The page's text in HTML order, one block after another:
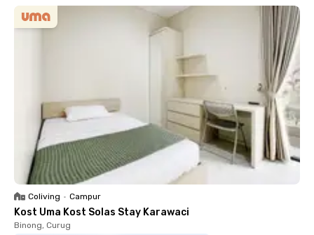
Coliving • Campur
Kost Uma Kost Solas Stay Karawaci
Binong, Curug